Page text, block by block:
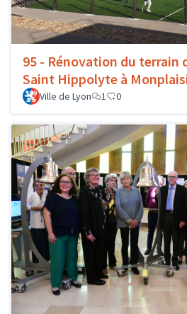
95 - Rénovation du terrain
Saint Hippolyte à
Ville de Lyon 1 0